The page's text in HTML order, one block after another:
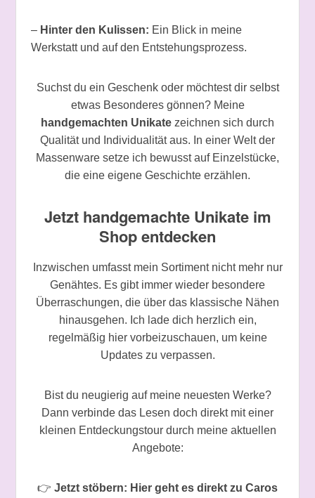
– Hinter den Kulissen: Ein Blick in meine
Werkstatt und auf den Entstehungsprozess.
Suchst du ein Geschenk oder möchtest dir selbst
etwas Besonderes gönnen? Meine
handgemachten Unikate zeichnen sich durch
Qualität und Individualität aus. In einer Welt der
Massenware setze ich bewusst auf Einzelstücke,
die eine eigene Geschichte erzählen.
Jetzt handgemachte Unikate im
Shop entdecken
Inzwischen umfasst mein Sortiment nicht mehr nur
Genähtes. Es gibt immer wieder besondere
Überraschungen, die über das klassische Nähen
hinausgehen. Ich lade dich herzlich ein,
regelmäßig hier vorbeizuschauen, um keine
Updates zu verpassen.
Bist du neugierig auf meine neuesten Werke?
Dann verbinde das Lesen doch direkt mit einer
kleinen Entdeckungstour durch meine aktuellen
Angebote:
👉 Jetzt stöbern: Hier geht es direkt zu Caros